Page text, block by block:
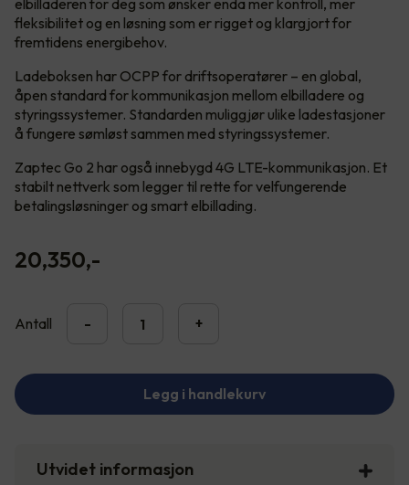
elbilladeren for deg som ønsker enda mer kontroll, mer
fleksibilitet og en løsning som er rigget og klargjort for
fremtidens energibehov.
Ladeboksen har OCPP for driftsoperatører – en global,
åpen standard for kommunikasjon mellom elbilladere og
styringssystemer. Standarden muliggjør ulike ladestasjoner
å fungere sømløst sammen med styringssystemer.
Zaptec Go 2 har også innebygd 4G LTE-kommunikasjon. Et
stabilt nettverk som legger til rette for velfungerende
betalingsløsninger og smart elbillading.
20,350,-
Antall - +
Legg i handlekurv
Utvidet informasjon